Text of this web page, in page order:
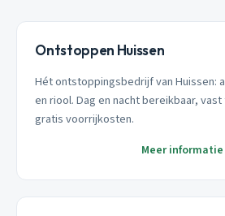
Ontstoppen Huissen
Hét ontstoppingsbedrijf van Huissen:
en riool. Dag en nacht bereikbaar,
gratis voorrijkosten.
Meer informatie